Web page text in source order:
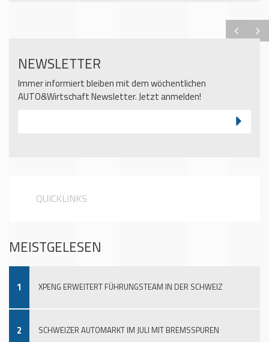
NEWSLETTER
Immer informiert bleiben mit dem wöchentlichen
AUTO&Wirtschaft Newsletter. Jetzt anmelden!
QUICKLINKS
MEISTGELESEN
1 XPENG ERWEITERT FÜHRUNGSTEAM IN DER SCHWEIZ
2 SCHWEIZER AUTOMARKT IM JULI MIT BREMSSPUREN